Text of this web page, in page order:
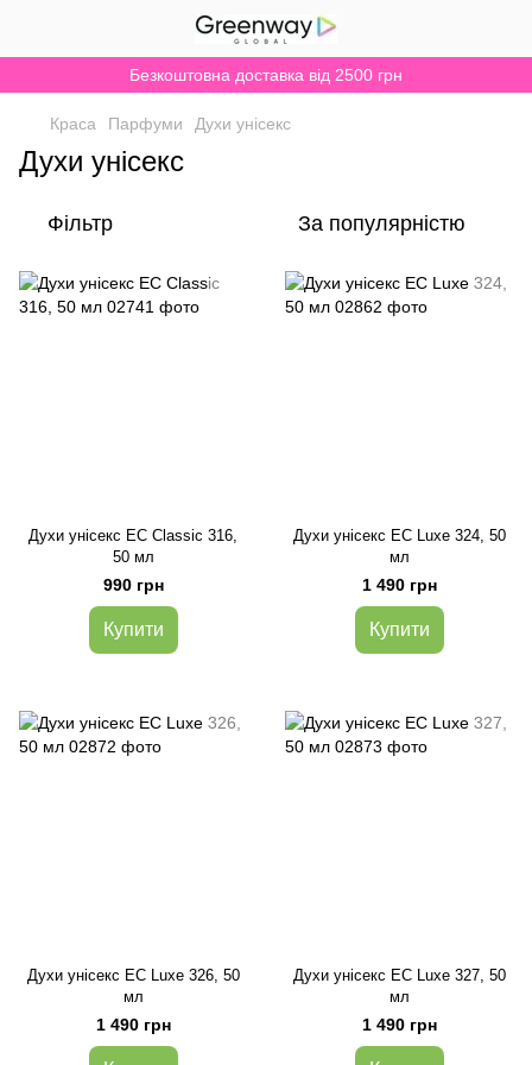
Безкоштовна доставка від 2500 грн
Краса Парфуми Духи унісекс
Духи унісекс
Фільтр За популярністю
Духи унісекс EC Classic 316,
50 мл
990 грн
Купити
Духи унісекс EC Luxe 324, 50
мл
1 490 грн
Купити
Духи унісекс EC Luxe 326, 50
мл
1 490 грн
Духи унісекс EC Luxe 327, 50
мл
1 490 грн